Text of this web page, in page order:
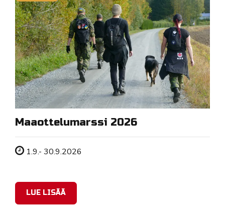
Maaottelumarssi 2026
Tapahtuman ajankohta
1.9.- 30.9.2026
LUE LISÄÄ